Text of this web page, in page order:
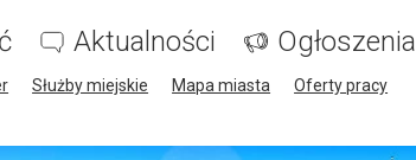
Aktualności Ogłoszenia
Służby miejskie Mapa miasta
Oferty pracy